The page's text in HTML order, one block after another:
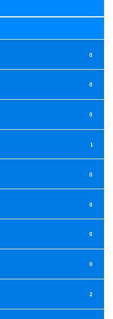
0
0
0
1
0
0
0
0
2